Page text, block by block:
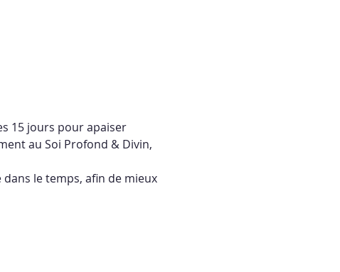
15 jours pour apaiser
au Soi Profond & Divin,
le temps, afin de mieux